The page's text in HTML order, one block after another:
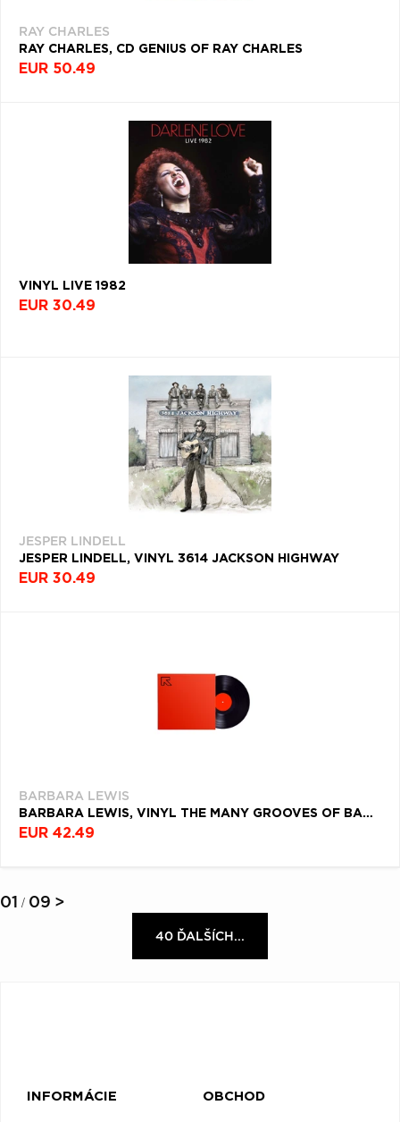
RAY CHARLES
RAY CHARLES, CD GENIUS OF RAY CHARLES
EUR 50.49
VINYL LIVE 1982
EUR 30.49
JESPER LINDELL
JESPER LINDELL, VINYL 3614 JACKSON HIGHWAY
EUR 30.49
BARBARA LEWIS
BARBARA LEWIS, VINYL THE MANY GROOVES OF BARBARA LEWIS
EUR 42.49
01 / 09 >
40 ĎALŠÍCH...
INFORMÁCIE OBCHOD